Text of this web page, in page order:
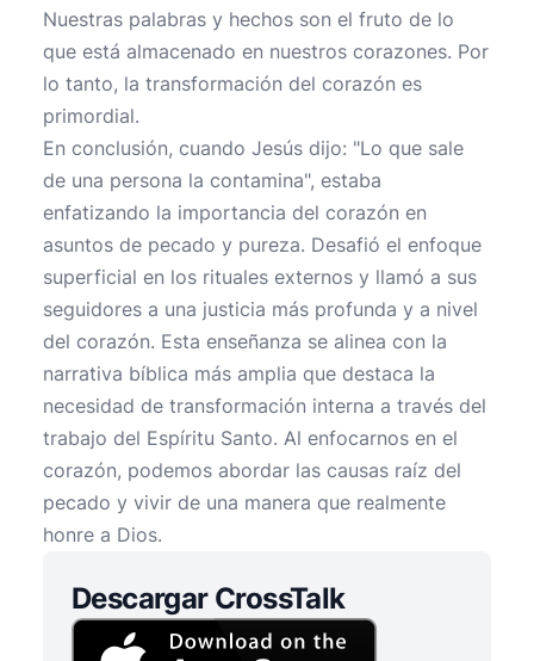
Nuestras palabras y hechos son el fruto de lo
que está almacenado en nuestros corazones. Por
lo tanto, la transformación del corazón es
primordial.
En conclusión, cuando Jesús dijo: "Lo que sale
de una persona la contamina", estaba
enfatizando la importancia del corazón en
asuntos de pecado y pureza. Desafió el enfoque
superficial en los rituales externos y llamó a sus
seguidores a una justicia más profunda y a nivel
del corazón. Esta enseñanza se alinea con la
narrativa bíblica más amplia que destaca la
necesidad de transformación interna a través del
trabajo del Espíritu Santo. Al enfocarnos en el
corazón, podemos abordar las causas raíz del
pecado y vivir de una manera que realmente
honre a Dios.
Descargar CrossTalk